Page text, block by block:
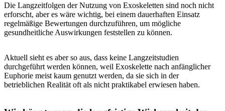
Die Langzeitfolgen der Nutzung von Exoskeletten sind noch nicht
erforscht, aber es wäre wichtig, bei einem dauerhaften Einsatz
regelmäßige Bewertungen durchzuführen, um mögliche
gesundheitliche Auswirkungen feststellen zu können.
Aktuell sieht es aber so aus, dass keine Langzeitstudien
durchgeführt werden können, weil Exoskelette nach anfänglicher
Euphorie meist kaum genutzt werden, da sie sich in der
betrieblichen Realität oft als nicht praktikabel erwiesen haben.